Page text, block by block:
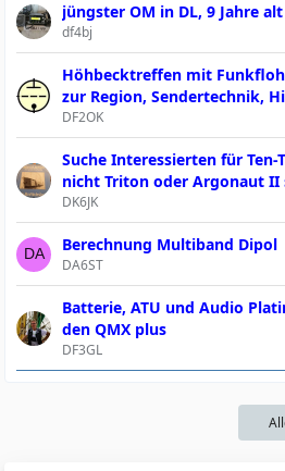
jüngster OM in DL, 9 Jahre alt
df4bj
Höhbecktreffen mit
zur Region, Sendertechnik,
DF2OK
Suche Interessierten für Ten-
nicht Triton oder Argonaut II
DK6JK
Berechnung Multiband Dipol
DA6ST
Batterie, ATU und Audio
den QMX plus
DF3GL